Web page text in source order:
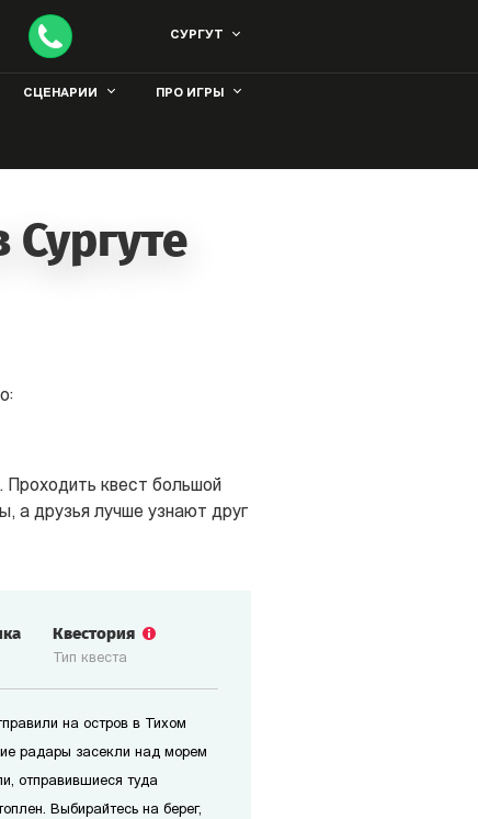
С НАМИ
СУРГУТ
СЦЕНАРИИ ПРО ИГРЫ
Проходить квест большой
а друзья лучше узнают друг
Тип квеста
Квестория
на остров в Тихом
радары засекли над морем
отправившиеся туда
Выбирайтесь на берег,